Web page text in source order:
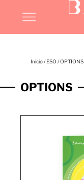
Inicio/ ESO /OPTIONS
OPTIONS